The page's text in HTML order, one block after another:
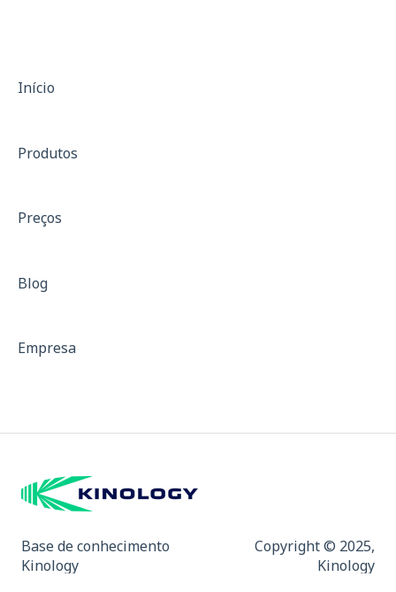
Assimetria
SF-36
Dinamômetro de Preensão Palmar
Casos de sucesso
Início
Produtos
Preços
Blog
Empresa
Base de conhecimento
Kinology
Copyright © 2025,
Kinology